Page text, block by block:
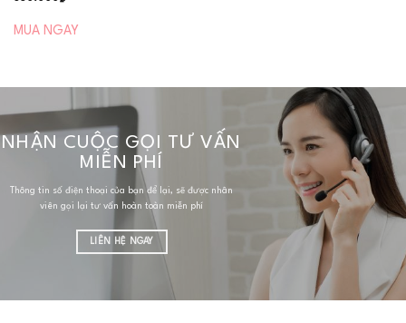
MUA NGAY
NHẬN CUỘC GỌI TƯ VẤN
MIỄN PHÍ
Thông tin số điện thoại của bạn để lại, sẽ được nhân
viên gọi lại tư vấn hoàn toàn miễn phí
LIÊN HỆ NGAY